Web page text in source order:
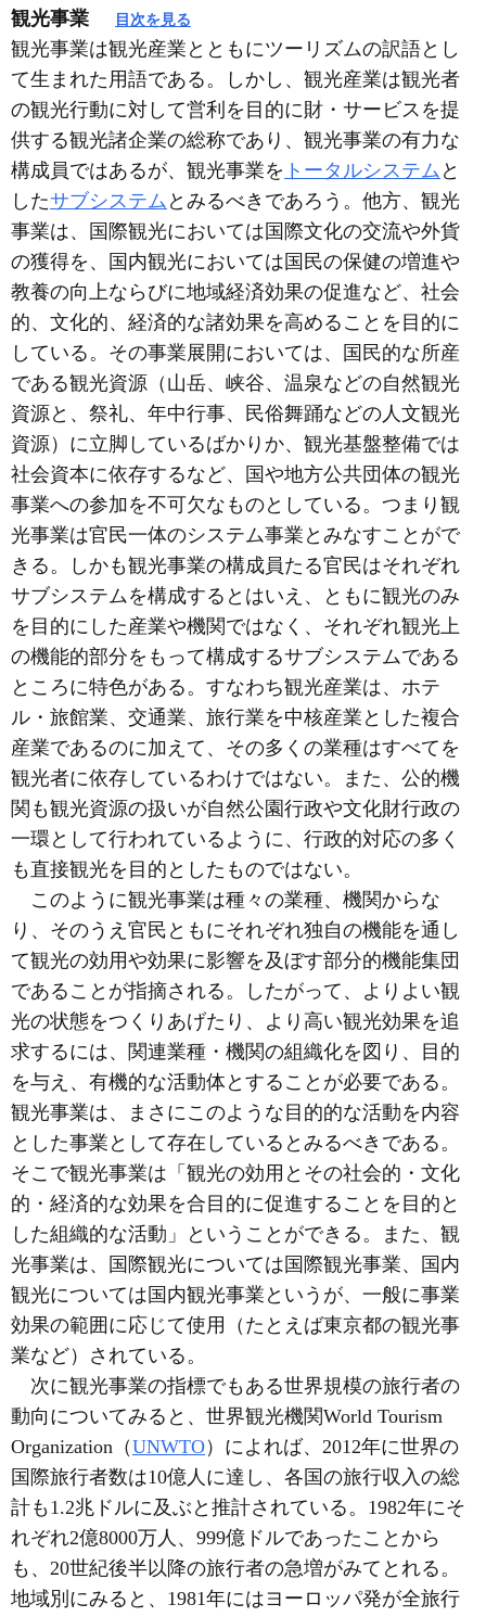
観光事業 目次を見る
観光事業は観光産業とともにツーリズムの訳語とし
て生まれた用語である。しかし、観光産業は観光者
の観光行動に対して営利を目的に財・サービスを提
供する観光諸企業の総称であり、観光事業の有力な
構成員ではあるが、観光事業を トータルシステム と
したサブシステム とみるべきであろう。他方、観光
事業は、国際観光においては国際文化の交流や外貨
の獲得を、国内観光においては国民の保健の増進や
教養の向上ならびに地域経済効果の促進など、社会
的、文化的、経済的な諸効果を高めることを目的に
している。その事業展開においては、国民的な所産
である観光資源（山岳、峡谷、温泉などの自然観光
資源と、祭礼、年中行事、民俗舞踊などの人文観光
資源）に立脚しているばかりか、観光基盤整備では
社会資本に依存するなど、国や地方公共団体の観光
事業への参加を不可欠なものとしている。つまり観
光事業は官民一体のシステム事業とみなすことがで
きる。しかも観光事業の構成員たる官民はそれぞれ
サブシステムを構成するとはいえ、ともに観光のみ
を目的にした産業や機関ではなく、それぞれ観光上
の機能的部分をもって構成するサブシステムである
ところに特色がある。すなわち観光産業は、ホテ
ル・旅館業、交通業、旅行業を中核産業とした複合
産業であるのに加えて、その多くの業種はすべてを
観光者に依存しているわけではない。また、公的機
関も観光資源の扱いが自然公園行政や文化財行政の
一環として行われているように、行政的対応の多く
も直接観光を目的としたものではない。
このように観光事業は種々の業種、機関からな
り、そのうえ官民ともにそれぞれ独自の機能を通し
て観光の効用や効果に影響を及ぼす部分的機能集団
であることが指摘される。したがって、よりよい観
光の状態をつくりあげたり、より高い観光効果を追
求するには、関連業種・機関の組織化を図り、目的
を与え、有機的な活動体とすることが必要である。
観光事業は、まさにこのような目的的な活動を内容
とした事業として存在しているとみるべきである。
そこで観光事業は「観光の効用とその社会的・文化
的・経済的な効果を合目的に促進することを目的と
した組織的な活動」ということができる。また、観
光事業は、国際観光については国際観光事業、国内
観光については国内観光事業というが、一般に事業
効果の範囲に応じて使用（たとえば東京都の観光事
業など）されている。
次に観光事業の指標でもある世界規模の旅行者の
動向についてみると、世界観光機関World Tourism
Organization（UNWTO）によれば、2012年に世界の
国際旅行者数は10億人に達し、各国の旅行収入の総
計も1.2兆ドルに及ぶと推計されている。1982年にそ
れぞれ2億8000万人、999億ドルであったことから
も、20世紀後半以降の旅行者の急増がみてとれる。
地域別にみると、1981年にはヨーロッパ発が全旅行